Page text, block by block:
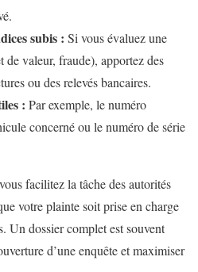
subis : Si vous évaluez une
de valeur, fraude), apportez des
ou des relevés bancaires.
: Par exemple, le numéro
concerné ou le numéro de série
facilitez la tâche des autorités
votre plainte soit prise en charge
Un dossier complet est souvent
d’une enquête et maximiser